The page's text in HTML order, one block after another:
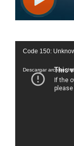
Reproductor
vídeo
Code 150:
Descargar archivo: